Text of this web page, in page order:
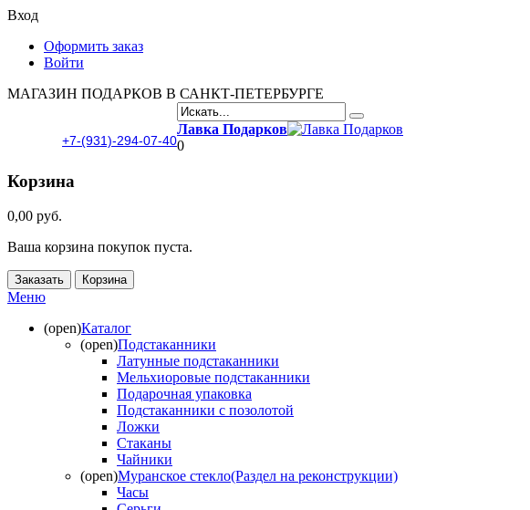
Вход
Оформить заказ
Войти
МАГАЗИН ПОДАРКОВ В САНКТ-ПЕТЕРБУРГЕ
+7-(931)-294-07-40
Лавка Подарков
0
Корзина
0,00 руб.
Ваша корзина покупок пуста.
Заказать Корзина
Меню
(open)Каталог
(open)Подстаканники
Латунные подстаканники
Мельхиоровые подстаканники
Подарочная упаковка
Подстаканники с позолотой
Ложки
Стаканы
Чайники
(open)Муранское стекло(Раздел на реконструкции)
Часы